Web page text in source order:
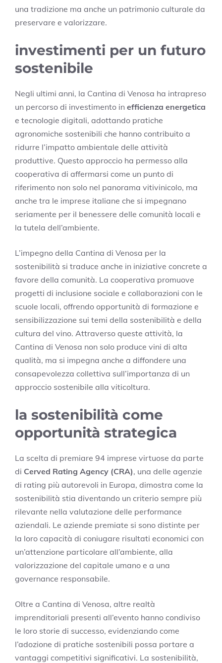
una tradizione ma anche un patrimonio culturale da
preservare e valorizzare.
investimenti per un futuro
sostenibile
Negli ultimi anni, la Cantina di Venosa ha intrapreso
un percorso di investimento in efficienza energetica
e tecnologie digitali, adottando pratiche
agronomiche sostenibili che hanno contribuito a
ridurre l’impatto ambientale delle attività
produttive. Questo approccio ha permesso alla
cooperativa di affermarsi come un punto di
riferimento non solo nel panorama vitivinicolo, ma
anche tra le imprese italiane che si impegnano
seriamente per il benessere delle comunità locali e
la tutela dell’ambiente.
L’impegno della Cantina di Venosa per la
sostenibilità si traduce anche in iniziative concrete a
favore della comunità. La cooperativa promuove
progetti di inclusione sociale e collaborazioni con le
scuole locali, offrendo opportunità di formazione e
sensibilizzazione sui temi della sostenibilità e della
cultura del vino. Attraverso queste attività, la
Cantina di Venosa non solo produce vini di alta
qualità, ma si impegna anche a diffondere una
consapevolezza collettiva sull’importanza di un
approccio sostenibile alla viticoltura.
la sostenibilità come
opportunità strategica
La scelta di premiare 94 imprese virtuose da parte
di Cerved Rating Agency (CRA), una delle agenzie
di rating più autorevoli in Europa, dimostra come la
sostenibilità stia diventando un criterio sempre più
rilevante nella valutazione delle performance
aziendali. Le aziende premiate si sono distinte per
la loro capacità di coniugare risultati economici con
un’attenzione particolare all’ambiente, alla
valorizzazione del capitale umano e a una
governance responsabile.
Oltre a Cantina di Venosa, altre realtà
imprenditoriali presenti all’evento hanno condiviso
le loro storie di successo, evidenziando come
l’adozione di pratiche sostenibili possa portare a
vantaggi competitivi significativi. La sostenibilità,